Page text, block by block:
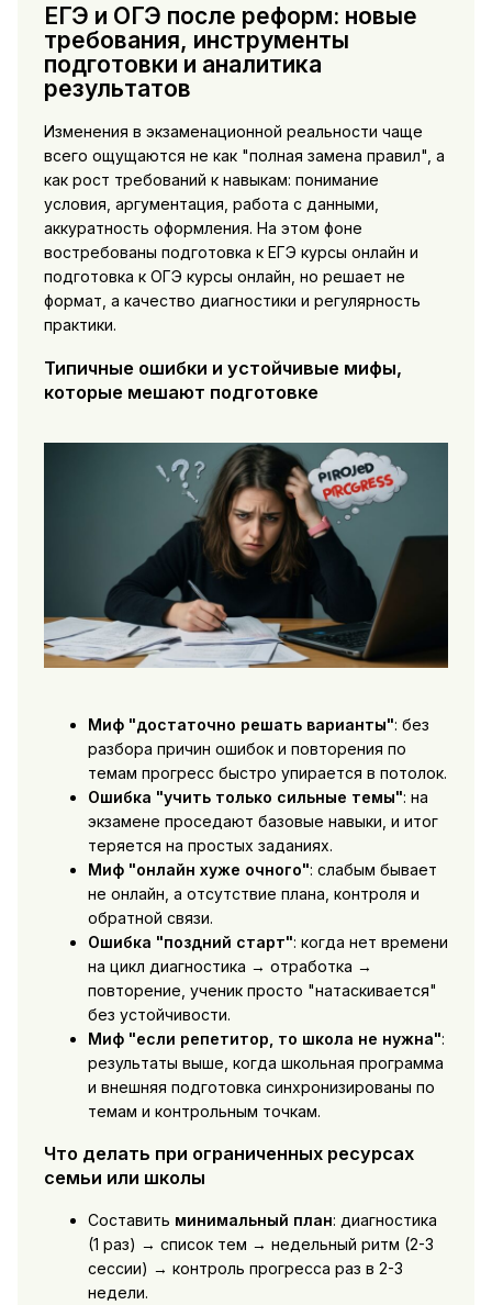
ЕГЭ и ОГЭ после реформ: новые
требования, инструменты
подготовки и аналитика
результатов
Изменения в экзаменационной реальности чаще
всего ощущаются не как "полная замена правил", а
как рост требований к навыкам: понимание
условия, аргументация, работа с данными,
аккуратность оформления. На этом фоне
востребованы подготовка к ЕГЭ курсы онлайн и
подготовка к ОГЭ курсы онлайн, но решает не
формат, а качество диагностики и регулярность
практики.
Типичные ошибки и устойчивые мифы,
которые мешают подготовке
Миф "достаточно решать варианты": без
разбора причин ошибок и повторения по
темам прогресс быстро упирается в потолок.
Ошибка "учить только сильные темы": на
экзамене проседают базовые навыки, и итог
теряется на простых заданиях.
Миф "онлайн хуже очного": слабым бывает
не онлайн, а отсутствие плана, контроля и
обратной связи.
Ошибка "поздний старт": когда нет времени
на цикл диагностика → отработка →
повторение, ученик просто "натаскивается"
без устойчивости.
Миф "если репетитор, то школа не нужна":
результаты выше, когда школьная программа
и внешняя подготовка синхронизированы по
темам и контрольным точкам.
Что делать при ограниченных ресурсах
семьи или школы
Составить минимальный план: диагностика
(1 раз) → список тем → недельный ритм (2-3
сессии) → контроль прогресса раз в 2-3
недели.